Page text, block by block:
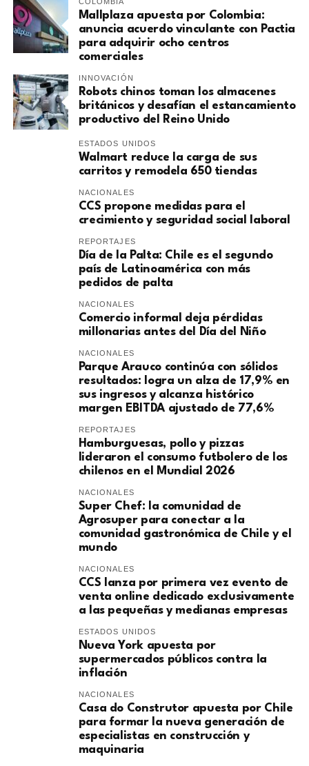
Mallplaza apuesta por Colombia:
anuncia acuerdo vinculante con Pactia
para adquirir ocho centros
comerciales
INNOVACIÓN
Robots chinos toman los almacenes
británicos y desafían el estancamiento
productivo del Reino Unido
ESTADOS UNIDOS
Walmart reduce la carga de sus
carritos y remodela 650 tiendas
NACIONALES
CCS propone medidas para el
crecimiento y seguridad social laboral
REPORTAJES
Día de la Palta: Chile es el segundo
país de Latinoamérica con más
pedidos de palta
NACIONALES
Comercio informal deja pérdidas
millonarias antes del Día del Niño
NACIONALES
Parque Arauco continúa con sólidos
resultados: logra un alza de 17,9% en
sus ingresos y alcanza histórico
margen EBITDA ajustado de 77,6%
REPORTAJES
Hamburguesas, pollo y pizzas
lideraron el consumo futbolero de los
chilenos en el Mundial 2026
NACIONALES
Super Chef: la comunidad de
Agrosuper para conectar a la
comunidad gastronómica de Chile y el
mundo
NACIONALES
CCS lanza por primera vez evento de
venta online dedicado exclusivamente
a las pequeñas y medianas empresas
ESTADOS UNIDOS
Nueva York apuesta por
supermercados públicos contra la
inflación
NACIONALES
Casa do Construtor apuesta por Chile
para formar la nueva generación de
especialistas en construcción y
maquinaria